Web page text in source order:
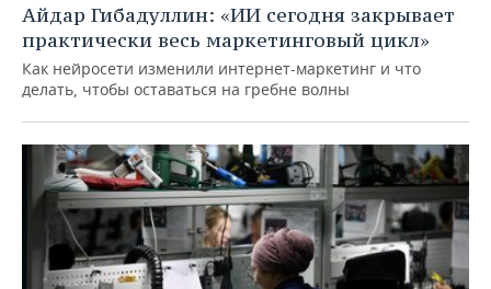
Айдар Гибадуллин: «ИИ сегодня закрывает
практически весь маркетинговый цикл»
Как нейросети изменили интернет-маркетинг и что
делать, чтобы оставаться на гребне волны